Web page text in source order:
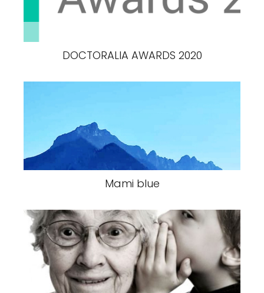
DOCTORALIA AWARDS 2020
Mami blue